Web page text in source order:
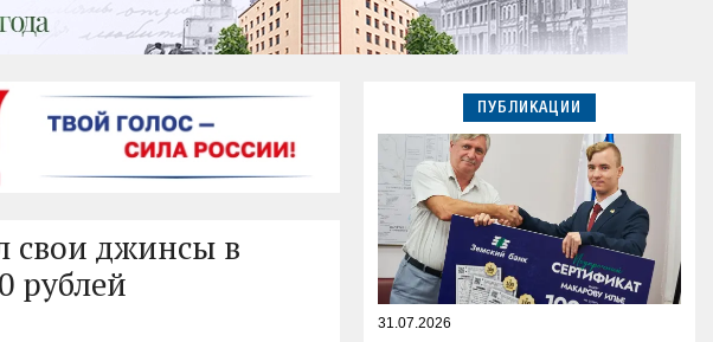
свои джинсы в
рублей
ПУБЛИКАЦИИ
31.07.2026